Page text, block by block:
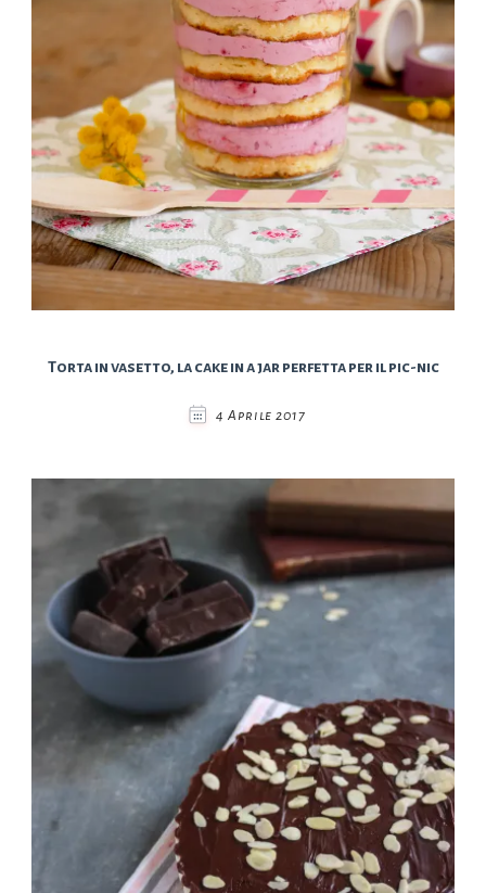
Torta in vasetto, la cake in a jar perfetta per il pic-nic
4 Aprile 2017